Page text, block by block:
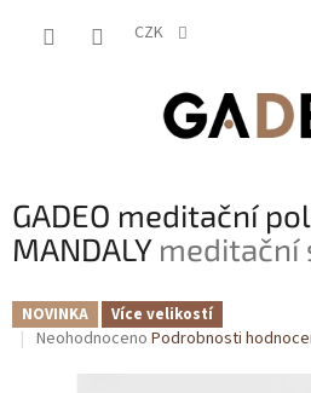
CZK
GADEO meditační
MANDALY meditační
NOVINKA Více velikostí
Průměrné
Neohodnoceno Podrobnosti